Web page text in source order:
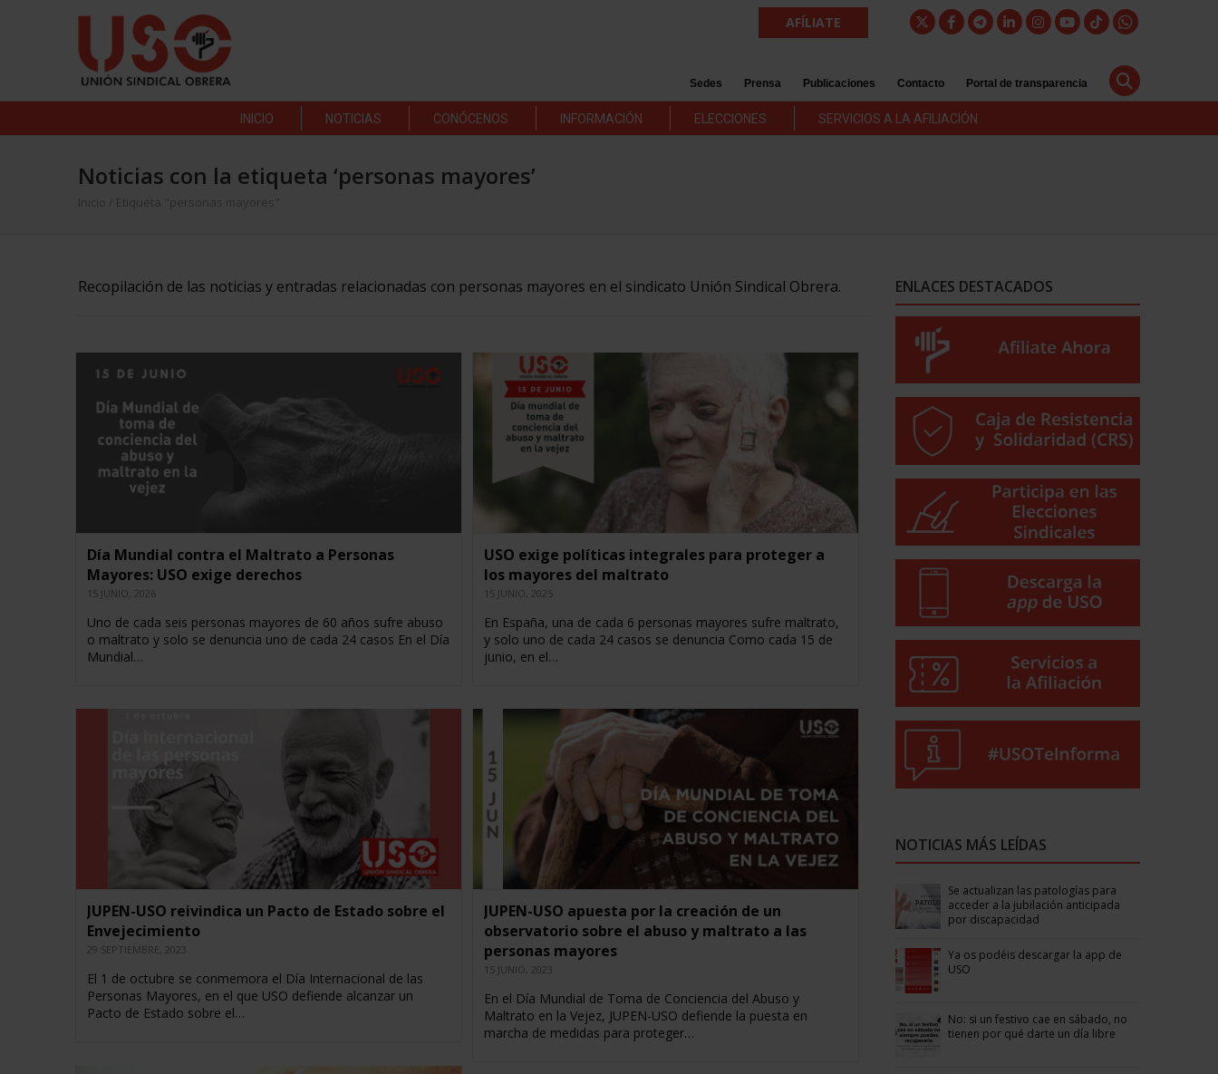
AFÍLIATE
Sedes Prensa Publicaciones Contacto Portal de transparencia
INICIO NOTICIAS CONÓCENOS INFORMACIÓN ELECCIONES SERVICIOS A LA AFILIACIÓN
Noticias con la etiqueta ‘personas mayores’
Inicio Etiqueta "personas mayores"
Recopilación de las noticias y entradas relacionadas con personas mayores en el sindicato Unión Sindical Obrera.
Día Mundial contra el Maltrato a Personas
Mayores: USO exige derechos
15 JUNIO, 2026
Uno de cada seis personas mayores de 60 años sufre abuso
o maltrato y solo se denuncia uno de cada 24 casos En el Día
Mundial…
USO exige políticas integrales para proteger a
los mayores del maltrato
15 JUNIO, 2025
En España, una de cada 6 personas mayores sufre maltrato,
y solo uno de cada 24 casos se denuncia Como cada 15 de
junio, en el…
JUPEN-USO reivindica un Pacto de Estado sobre el
Envejecimiento
29 SEPTIEMBRE, 2023
El 1 de octubre se conmemora el Día Internacional de las
Personas Mayores, en el que USO defiende alcanzar un
Pacto de Estado sobre el…
JUPEN-USO apuesta por la creación de un
observatorio sobre el abuso y maltrato a las
personas mayores
15 JUNIO, 2023
En el Día Mundial de Toma de Conciencia del Abuso y
Maltrato en la Vejez, JUPEN-USO defiende la puesta en
marcha de medidas para proteger…
ENLACES DESTACADOS
NOTICIAS MÁS LEÍDAS
Se actualizan las patologías para
acceder a la jubilación anticipada
por discapacidad
Ya os podéis descargar la app de
USO
No: si un festivo cae en sábado, no
tienen por qué darte un día libre